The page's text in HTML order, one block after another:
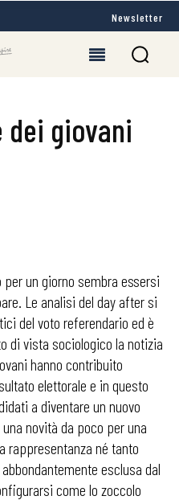
Newsletter
dei giovani
un giorno sembra essersi
Le analisi del day after si
del voto referendario ed è
di vista sociologico la notizia
hanno contribuito
elettorale e in questo
a diventare un nuovo
novità da poco per una
rappresentanza né tanto
esclusa dal
come lo zoccolo